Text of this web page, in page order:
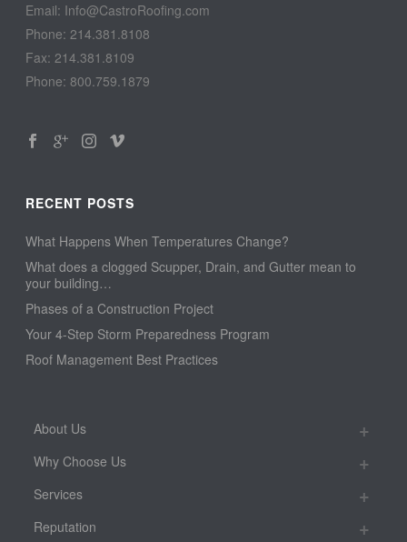
Email: Info@CastroRoofing.com
Phone: 214.381.8108
Fax: 214.381.8109
Phone: 800.759.1879
RECENT POSTS
What Happens When Temperatures Change?
What does a clogged Scupper, Drain, and Gutter mean to
your building…
Phases of a Construction Project
Your 4-Step Storm Preparedness Program
Roof Management Best Practices
About Us
Why Choose Us
Services
Reputation